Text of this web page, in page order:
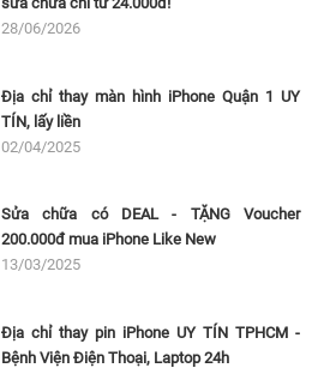
28/06/2026
Địa chỉ thay màn hình iPhone Quận 1 UY
TÍN, lấy liền
02/04/2025
Sửa chữa có DEAL - TẶNG Voucher
200.000đ mua iPhone Like New
13/03/2025
Địa chỉ thay pin iPhone UY TÍN TPHCM -
Bệnh Viện Điện Thoại, Laptop 24h